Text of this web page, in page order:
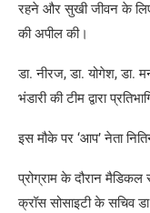
रहने और सुखी जीवन के
की अपील की।
डा. नीरज, डा. योगेश, डा.
भंडारी की टीम द्वारा
इस मौके पर ‘आप’ नेता
प्रोग्राम के दौरान
क्रॉस सोसाइटी के सचिव